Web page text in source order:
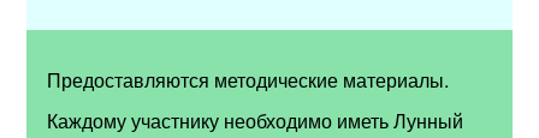
Предоставляются методические материалы.
Каждому участнику необходимо иметь Лунный